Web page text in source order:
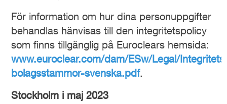
För information om hur dina personuppgifter
behandlas hänvisas till den integritetspolicy
som finns tillgänglig på Euroclears hemsida:
www.euroclear.com/dam/ESw/Legal/
bolagsstammor-svenska.pdf.
Stockholm i maj2023